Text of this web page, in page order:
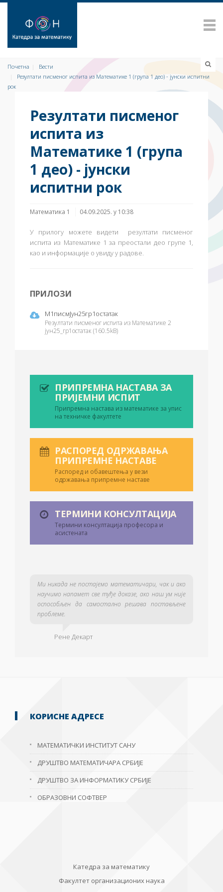
Почетна
Вести
Резултати писменог испита из Математике 1 (групa 1 део) - јунски испитни
рок
Резултати писменог
испита из
Математике 1 (групa
1 део) - јунски
испитни рок
Математика 1 04.09.2025. у 10:38
У прилогу можете видети резултати писменог
испита из Математике 1 за преостали део групе 1,
као и информације о увиду у радове.
ПРИЛОЗИ
М1писмЈун25гр1остатак
Резултати писменог испита из Математике 2
јун25_гр1остатак (160.5kB)
ПРИПРЕМНА НАСТАВА ЗА
ПРИЈЕМНИ ИСПИТ
Припремна настава из математике за упис
на техничке факултете
РАСПОРЕД ОДРЖАВАЊА
ПРИПРЕМНЕ НАСТАВЕ
Распоред и обавештења у вези
одржавања припремне наставе
ТЕРМИНИ КОНСУЛТАЦИЈА
Термини консултација професора и
асистената
Ми никада не постајемо математичари, чак и ако
научимо напамет све туђе доказе, ако наш ум није
оспособљен да самостално решава постављене
проблеме.
Рене Декарт
КОРИСНЕ АДРЕСЕ
МАТЕМАТИЧКИ ИНСТИТУТ САНУ
ДРУШТВО МАТЕМАТИЧАРА СРБИЈЕ
ДРУШТВО ЗА ИНФОРМАТИКУ СРБИЈЕ
ОБРАЗОВНИ СОФТВЕР
Катедра за математику
Факултет организационих наука